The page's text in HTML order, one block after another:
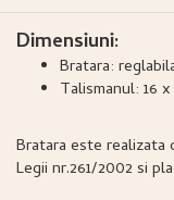
Dimensiuni:
Bratara:
Talismanul: 16 x
Bratara este
Legii nr.261/2002 si